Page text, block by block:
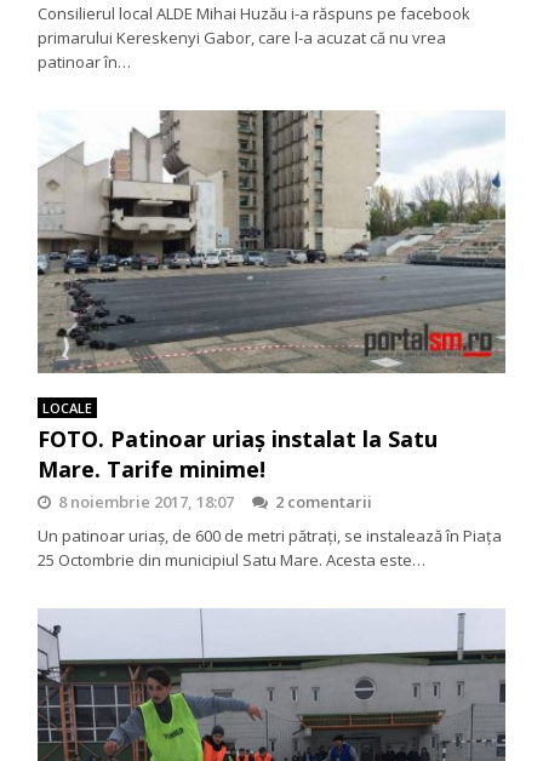
Consilierul local ALDE Mihai Huzău i-a răspuns pe facebook
primarului Kereskenyi Gabor, care l-a acuzat că nu vrea
patinoar în…
LOCALE
FOTO. Patinoar uriaş instalat la Satu
Mare. Tarife minime!
8 noiembrie 2017, 18:07
2 comentarii
Un patinoar uriaş, de 600 de metri pătraţi, se instalează în Piaţa
25 Octombrie din municipiul Satu Mare. Acesta este…